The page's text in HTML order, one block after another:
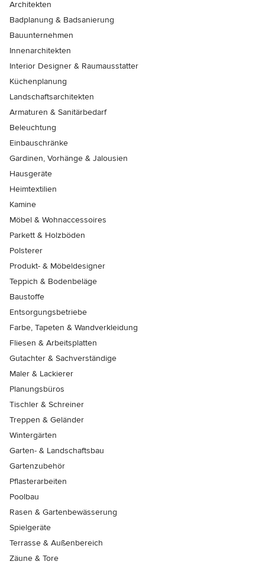
Architekten
Badplanung & Badsanierung
Bauunternehmen
Innenarchitekten
Interior Designer & Raumausstatter
Küchenplanung
Landschaftsarchitekten
Armaturen & Sanitärbedarf
Beleuchtung
Einbauschränke
Gardinen, Vorhänge & Jalousien
Hausgeräte
Heimtextilien
Kamine
Möbel & Wohnaccessoires
Parkett & Holzböden
Polsterer
Produkt- & Möbeldesigner
Teppich & Bodenbeläge
Baustoffe
Entsorgungsbetriebe
Farbe, Tapeten & Wandverkleidung
Fliesen & Arbeitsplatten
Gutachter & Sachverständige
Maler & Lackierer
Planungsbüros
Tischler & Schreiner
Treppen & Geländer
Wintergärten
Garten- & Landschaftsbau
Gartenzubehör
Pflasterarbeiten
Poolbau
Rasen & Gartenbewässerung
Spielgeräte
Terrasse & Außenbereich
Zäune & Tore